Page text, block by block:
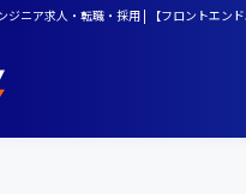
ジニア求人・転職・採用 | 【フロントエ